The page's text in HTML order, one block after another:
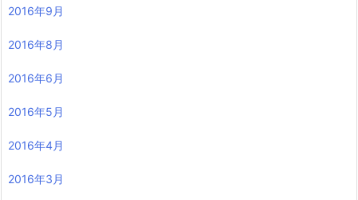
2016年9月
2016年8月
2016年6月
2016年5月
2016年4月
2016年3月